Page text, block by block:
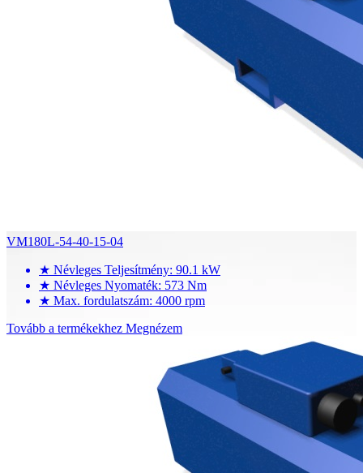
VM180L-54-40-15-04
★ Névleges Teljesítmény: 90.1 kW
★ Névleges Nyomaték: 573 Nm
★ Max. fordulatszám: 4000 rpm
Tovább a termékekhez Megnézem